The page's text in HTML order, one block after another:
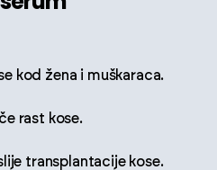
kod žena i muškaraca.
rast kose.
transplantacije kose.